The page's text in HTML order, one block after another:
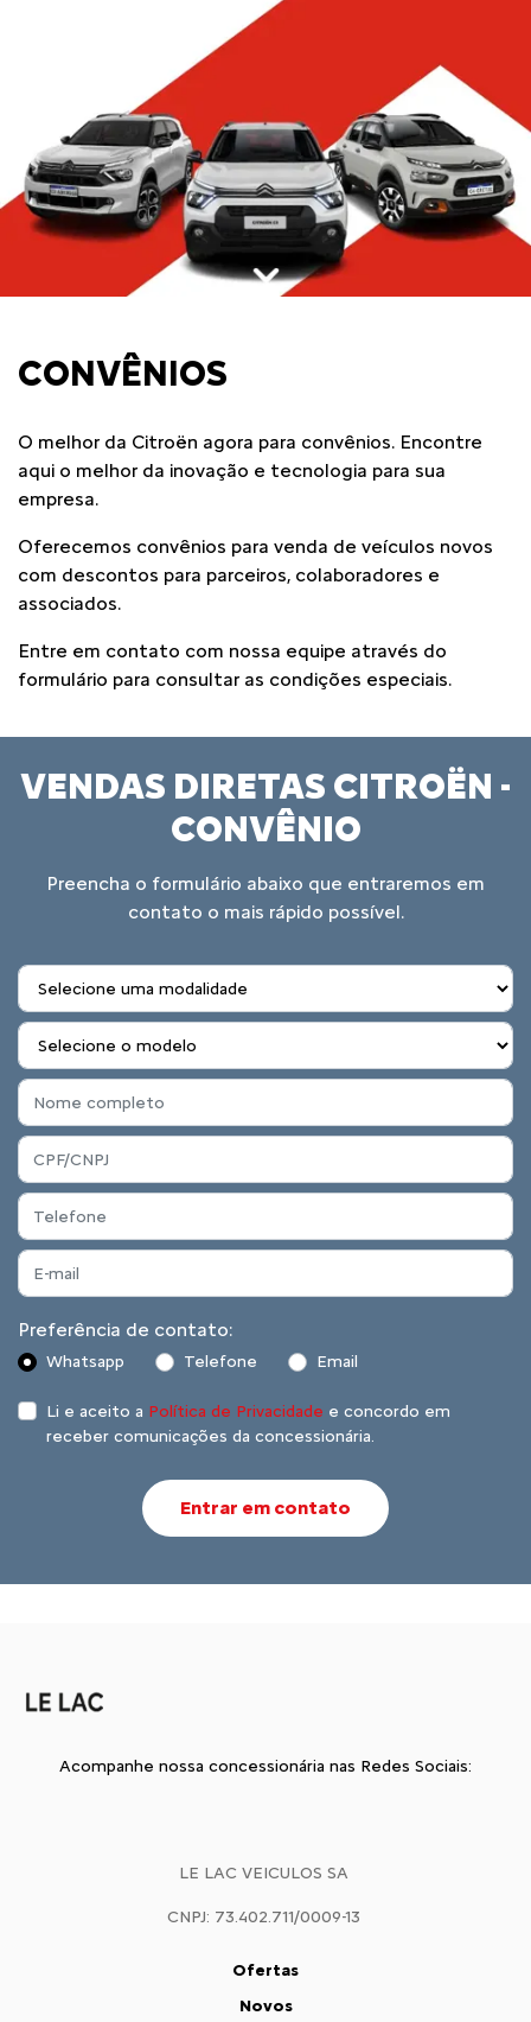
CONVÊNIOS
O melhor da Citroën agora para convênios. Encontre
aqui o melhor da inovação e tecnologia para sua
empresa.
Oferecemos convênios para venda de veículos novos
com descontos para parceiros, colaboradores e
associados.
Entre em contato com nossa equipe através do
formulário para consultar as condições especiais.
VENDAS DIRETAS CITROËN -
CONVÊNIO
Preencha o formulário abaixo que entraremos em
contato o mais rápido possível.
Preferência de contato:
Whatsapp Telefone Email
Li e aceito a Política de Privacidade e concordo em
receber comunicações da concessionária.
Entrar em contato
Acompanhe nossa concessionária nas Redes Sociais:
LE LAC VEICULOS SA
CNPJ: 73.402.711/0009-13
Ofertas
Novos